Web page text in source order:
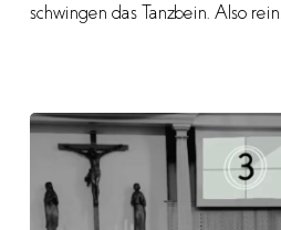
schwingen das Tanzbein. Also rein…